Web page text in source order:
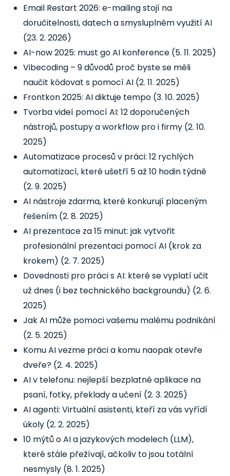
Email Restart 2026: e-mailing stojí na
doručitelnosti, datech a smysluplném využití AI
(23. 2. 2026)
AI-now 2025: must go AI konference (5. 11. 2025)
Vibecoding – 9 důvodů proč byste se měli
naučit kódovat s pomocí AI (2. 11. 2025)
Frontkon 2025: AI diktuje tempo (3. 10. 2025)
Tvorba videí pomocí AI: 12 doporučených
nástrojů, postupy a workflow pro i firmy (2. 10.
2025)
Automatizace procesů v práci: 12 rychlých
automatizací, které ušetří 5 až 10 hodin týdně
(2. 9. 2025)
AI nástroje zdarma, které konkurují placeným
řešením (2. 8. 2025)
AI prezentace za 15 minut: jak vytvořit
profesionální prezentaci pomocí AI (krok za
krokem) (2. 7. 2025)
Dovednosti pro práci s AI: které se vyplatí učit
už dnes (i bez technického backgroundu) (2. 6.
2025)
Jak AI může pomoci vašemu malému podnikání
(2. 5. 2025)
Komu AI vezme práci a komu naopak otevře
dveře? (2. 4. 2025)
AI v telefonu: nejlepší bezplatné aplikace na
psaní, fotky, překlady a učení (2. 3. 2025)
AI agenti: Virtuální asistenti, kteří za vás vyřídí
úkoly (2. 2. 2025)
10 mýtů o AI a jazykových modelech (LLM),
které stále přežívají, ačkoliv to jsou totální
nesmysly (8. 1. 2025)